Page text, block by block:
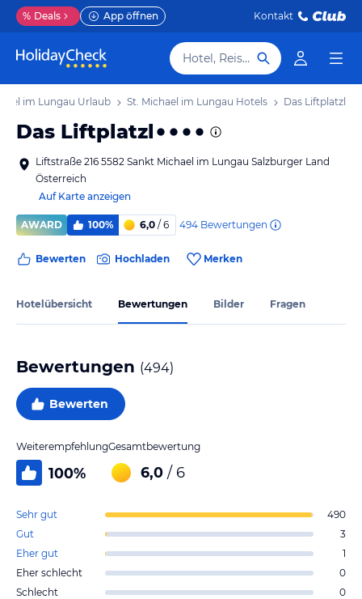
% Deals App öffnen Kontakt
Hotel, Reiseziel
im Lungau Urlaub St. Michael im Lungau Hotels Das Liftplatzl
Das Liftplatzl
Liftstraße 216 5582 Sankt Michael im Lungau Salzburger Land
Österreich
Auf Karte anzeigen
AWARD 100% 6,0 / 6 494 Bewertungen
Bewerten Hochladen Merken
Hotelübersicht Bewertungen Bilder Fragen
Bewertungen (494)
Bewerten
Weiterempfehlung
100%
Gesamtbewertung
6,0 / 6
Sehr gut
490
Gut
3
Eher gut
1
Eher schlecht
0
Schlecht
0